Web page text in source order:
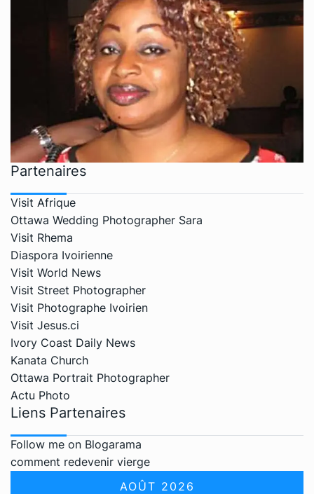
Partenaires
Visit Afrique
Ottawa Wedding Photographer Sara
Visit Rhema
Diaspora Ivoirienne
Visit World News
Visit Street Photographer
Visit Photographe Ivoirien
Visit Jesus.ci
Ivory Coast Daily News
Kanata Church
Ottawa Portrait Photographer
Actu Photo
Liens Partenaires
Follow me on Blogarama
comment redevenir vierge
AOÛT 2026